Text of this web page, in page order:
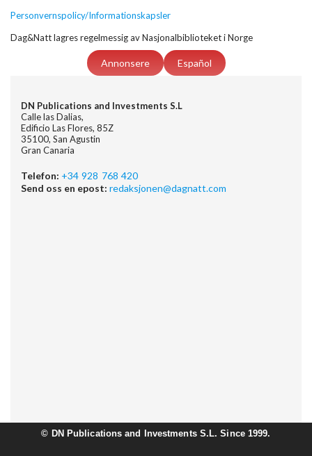
Personvernspolicy/Informationskapsler
Dag&Natt lagres regelmessig av Nasjonalbiblioteket i Norge
Annonsere Español
DN Publications and Investments S.L
Calle las Dalias,
Edificio Las Flores, 85Z
35100, San Agustin
Gran Canaria
Telefon: +34 928 768 420
Send oss en epost: redaksjonen@dagnatt.com
© DN Publications and Investments S.L. Since 1999.